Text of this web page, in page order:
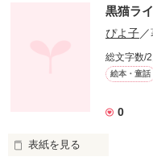
あなたは知っていますか？
｢かごめかごめ｣の歌に秘
哀しい真実を――
黒猫ラ
ぴよ子／
総文字数/
絵本・童話
0
表紙を見る